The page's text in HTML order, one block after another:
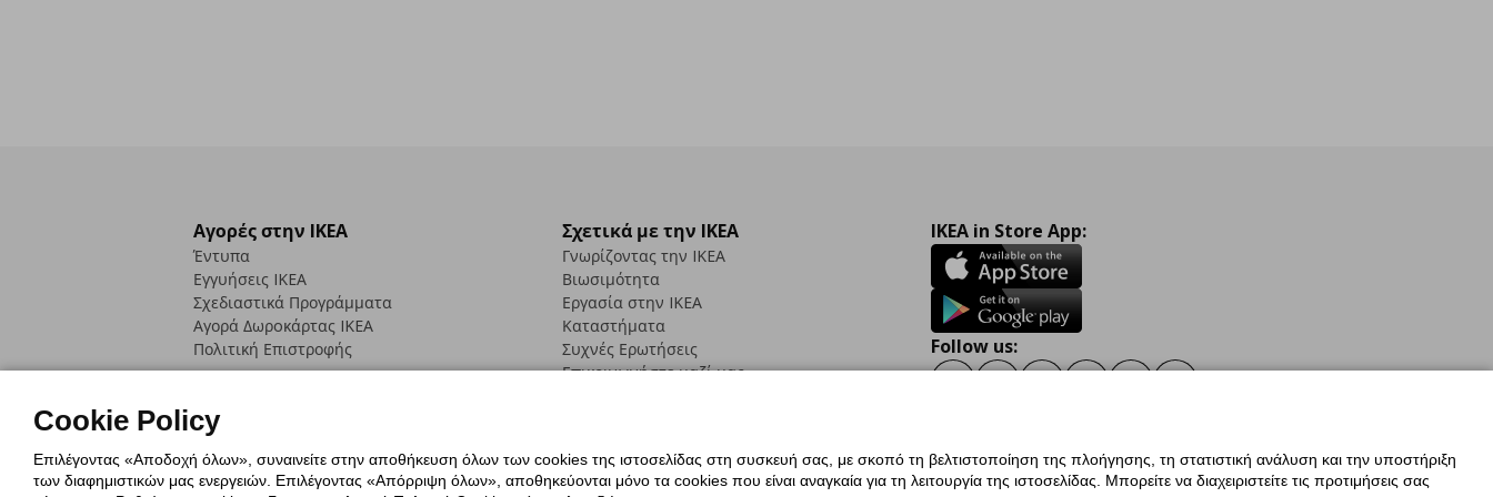
Αγορές στην IKEA
Έντυπα
Εγγυήσεις IKEA
Σχεδιαστικά Προγράμματα
Αγορά Δωρoκάρτας IKEA
Πολιτική Επιστροφής
Σχετικά με την IKEA
Γνωρίζοντας την IKEA
Βιωσιμότητα
Εργασία στην IKEA
Καταστήματα
Συχνές Ερωτήσεις
Επικοινωνήστε μαζί μας
IKEA in Store App:
Follow us:
Cookie Policy
Επιλέγοντας «Αποδοχή όλων», συναινείτε στην αποθήκευση όλων των cookies της ιστοσελίδας στη συσκευή σας, με σκοπό τη βελτιστοποίηση της πλοήγησης, τη στατιστική ανάλυση και την υποστήριξη
των διαφημιστικών μας ενεργειών. Επιλέγοντας «Απόρριψη όλων», αποθηκεύονται μόνο τα cookies που είναι αναγκαία για τη λειτουργία της ιστοσελίδας. Μπορείτε να διαχειριστείτε τις προτιμήσεις σας